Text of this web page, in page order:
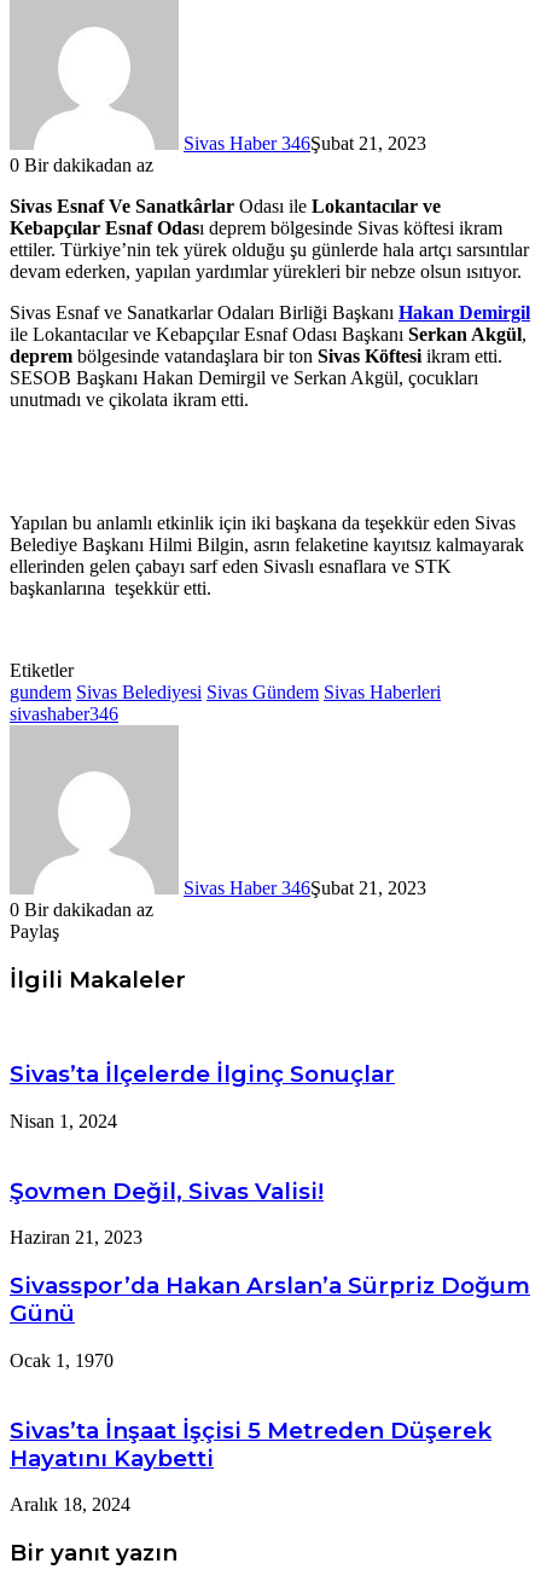
Sivas Haber 346Şubat 21, 2023
0 Bir dakikadan az
Sivas Esnaf Ve Sanatkârlar Odası ile Lokantacılar ve
Kebapçılar Esnaf Odası deprem bölgesinde Sivas köftesi ikram
ettiler. Türkiye’nin tek yürek olduğu şu günlerde hala artçı sarsıntılar
devam ederken, yapılan yardımlar yürekleri bir nebze olsun ısıtıyor.
Sivas Esnaf ve Sanatkarlar Odaları Birliği Başkanı Hakan Demirgil
ile Lokantacılar ve Kebapçılar Esnaf Odası Başkanı Serkan Akgül,
deprem bölgesinde vatandaşlara bir ton Sivas Köftesi ikram etti.
SESOB Başkanı Hakan Demirgil ve Serkan Akgül, çocukları
unutmadı ve çikolata ikram etti.
Yapılan bu anlamlı etkinlik için iki başkana da teşekkür eden Sivas
Belediye Başkanı Hilmi Bilgin, asrın felaketine kayıtsız kalmayarak
ellerinden gelen çabayı sarf eden Sivaslı esnaflara ve STK
başkanlarına teşekkür etti.
Etiketler
gundem Sivas Belediyesi Sivas Gündem Sivas Haberleri
sivashaber346
Sivas Haber 346Şubat 21, 2023
0 Bir dakikadan az
Paylaş
Posta
ile
İlgili Makaleler
Sivas’ta İlçelerde İlginç Sonuçlar
Nisan 1, 2024
Şovmen Değil, Sivas Valisi!
Haziran 21, 2023
Sivasspor’da Hakan Arslan’a Sürpriz Doğum
Günü
Ocak 1, 1970
Sivas’ta İnşaat İşçisi 5 Metreden Düşerek
Hayatını Kaybetti
Aralık 18, 2024
Bir yanıt yazın